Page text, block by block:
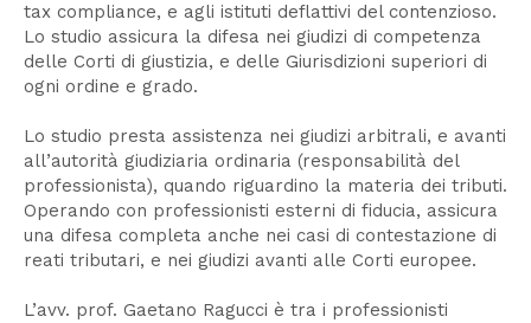
tax compliance, e agli istituti deflattivi del contenzioso.
Lo studio assicura la difesa nei giudizi di competenza
delle Corti di giustizia, e delle Giurisdizioni superiori di
ogni ordine e grado.
Lo studio presta assistenza nei giudizi arbitrali, e avanti
all’autorità giudiziaria ordinaria (responsabilità del
professionista), quando riguardino la materia dei tributi.
Operando con professionisti esterni di fiducia, assicura
una difesa completa anche nei casi di contestazione di
reati tributari, e nei giudizi avanti alle Corti europee.
L’avv. prof. Gaetano Ragucci è tra i professionisti